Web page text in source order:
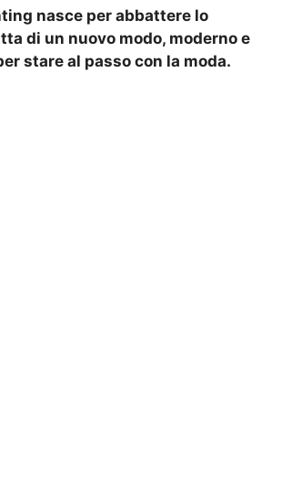
nasce per abbattere lo
di un nuovo modo, moderno e
stare al passo con la moda.